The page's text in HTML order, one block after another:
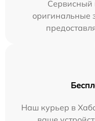
Сервисный
оригинальные
Наш курьер в